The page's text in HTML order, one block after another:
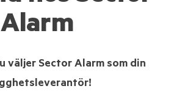
Alarm
väljer Sector Alarm som din